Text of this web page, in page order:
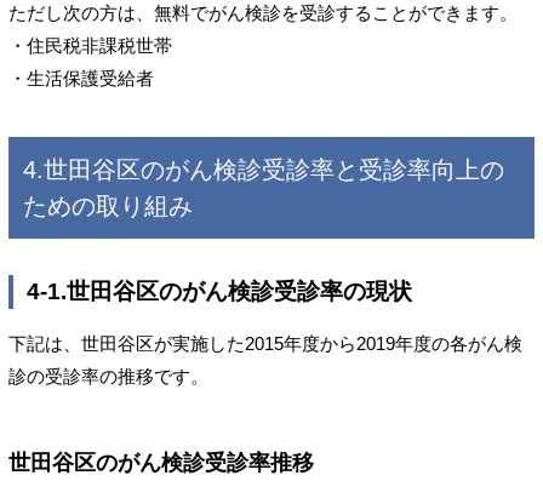
ただし次の方は、無料でがん検診を受診することができます。
・住民税非課税世帯
・生活保護受給者
4.世田谷区のがん検診受診率と受診率向上の
ための取り組み
4-1.世田谷区のがん検診受診率の現状
下記は、世田谷区が実施した2015年度から2019年度の各がん検
診の受診率の推移です。
世田谷区のがん検診受診率推移